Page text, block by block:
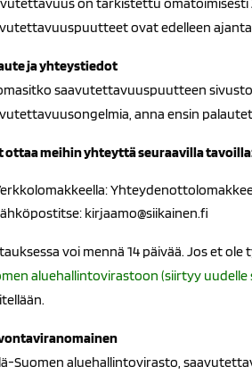
ovat edelleen
ja yhteystiedot
saavutettavuuspuutteen
anna ensin
ottaa meihin yhteyttä seuraavilla
kirjaamo@siikainen.fi
voi mennä 14 päivää. Jos et
aluehallintovirastoon (siirtyy uudelle
Suomen aluehallintovirasto,